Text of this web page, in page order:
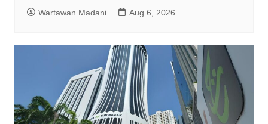
Wartawan Madani Aug 6, 2026